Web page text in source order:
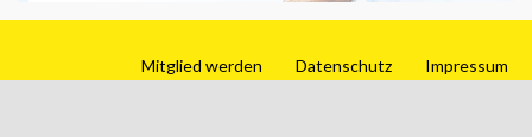
Mitglied werden Datenschutz Impressum